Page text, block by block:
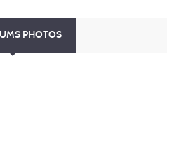
PHOTOS